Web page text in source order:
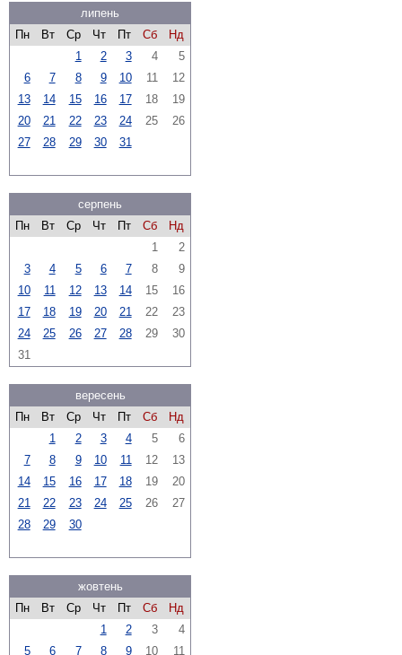
липень
Пн
Вт Ср Чт Пт Сб
Нд
1
2 3 4
5
6
7 8 9 10 11
12
13
14 15 16 17 18
19
20
21 22 23 24 25
26
27
28 29 30 31
серпень
Пн
Вт Ср Чт Пт Сб
Нд
1
2
3
4 5 6 7 8
9
10
11 12 13 14 15
16
17
18 19 20 21 22
23
24
25 26 27 28 29
30
31
вересень
Пн
Вт Ср Чт Пт Сб
Нд
1
2 3 4 5
6
7
8 9 10 11 12
13
14
15 16 17 18 19
20
21
22 23 24 25 26
27
28
29 30
жовтень
Пн
Вт Ср Чт Пт Сб
Нд
1
2 3
4
5
6 7 8 9 10 11